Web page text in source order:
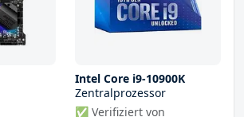
Intel Core i9-10900K
Zentralprozessor
✅ Verifiziert von